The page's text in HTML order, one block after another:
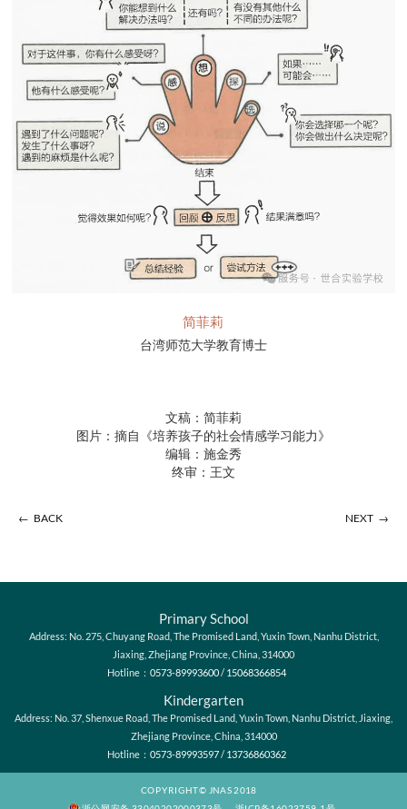
简菲莉
台湾师范大学教育博士
文稿：简菲莉
图片：摘自《培养孩子的社会情感学习能力》
编辑：施金秀
终审：王文
← BACK NEXT →
Primary School
Address: No. 275, Chuyang Road, The Promised Land, Yuxin Town, Nanhu District,
Jiaxing, Zhejiang Province, China, 314000
Hotline： 0573-89993600/ 15068366854
Kindergarten
Address: No. 37, Shenxue Road, The Promised Land, Yuxin Town, Nanhu District, Jiaxing,
Zhejiang Province, China, 314000
Hotline： 0573-89993597/ 13736860362
COPYRIGHT© JNAS 2018